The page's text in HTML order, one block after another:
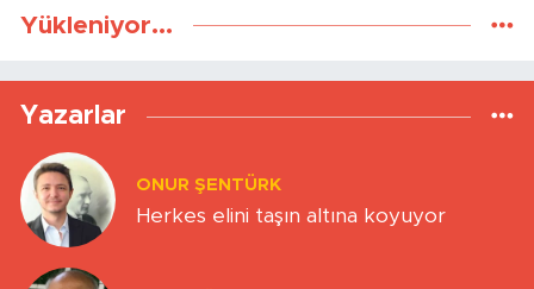
Yükleniyor...
Yazarlar
ONUR ŞENTÜRK
Herkes elini taşın altına koyuyor